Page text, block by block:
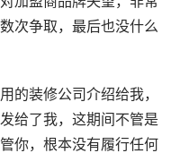
次争取，最后也没什么
的装修公司介绍给我，
给了我，这期间不管是
你，根本没有履行任何